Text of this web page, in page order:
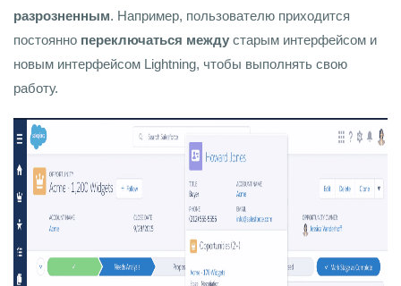
разрозненным. Например, пользователю приходится
постоянно переключаться между старым интерфейсом и
новым интерфейсом Lightning, чтобы выполнять свою
работу.